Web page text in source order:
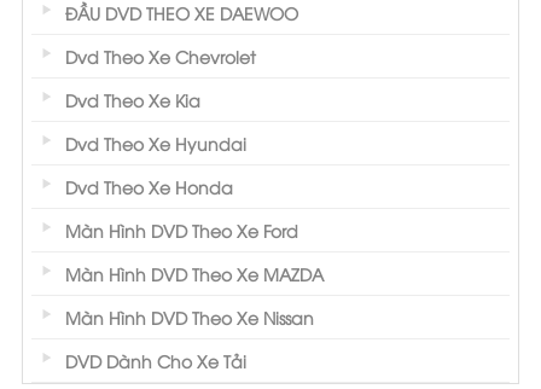
ĐẦU DVD THEO XE DAEWOO
Dvd Theo Xe Chevrolet
Dvd Theo Xe Kia
Dvd Theo Xe Hyundai
Dvd Theo Xe Honda
Màn Hình DVD Theo Xe Ford
Màn Hình DVD Theo Xe MAZDA
Màn Hình DVD Theo Xe Nissan
DVD Dành Cho Xe Tải